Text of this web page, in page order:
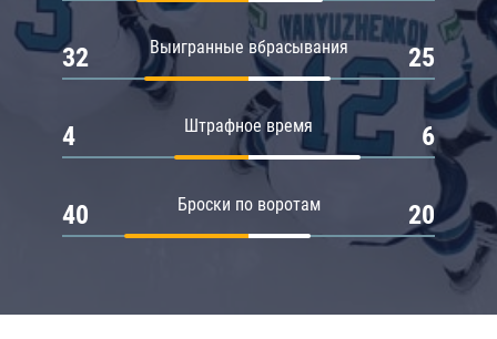
Выигранные вбрасывания
32 25
Штрафное время
4 6
Броски по воротам
40 20